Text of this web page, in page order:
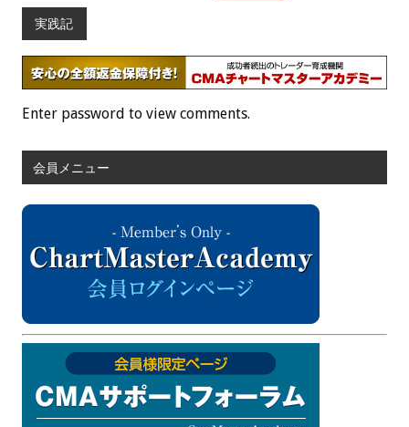
実践記
Enter password to view comments.
会員メニュー